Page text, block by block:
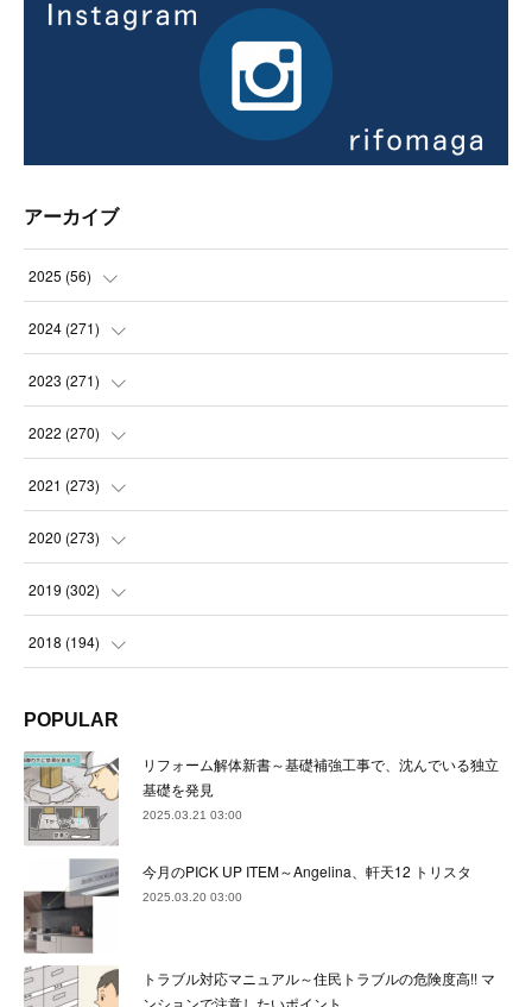
アーカイブ
2025 (56)
(14
(21
(21
2024 (271)
(21
(22
(23
(22
(24)
22)
(22)
(22)
(25
2023 (271)
(22
(23
(23
(21
(23 )
(24
(21
(24)
(21
( 23)
2022 (270)
(23
(23
(22
(23
(22 )
(23
(23
(22)
(24
( 21)
2021 (273)
(24
(23
(22
(23)
(23
(22)
(23
( 24)
2020 (273)
(24
(22
(22)
(24
(24)
(23
( 21)
2019 (302)
(23
(22)
(21)
(27)
(22
33)
2018 (194)
(17)
(32)
(36)
(30
34)
POPULAR
リフォーム解体新書～基礎補強工事で、沈んでいる独立
基礎を発見
2025.03.21 03:00
今月のPICK UP ITEM～Angelina、軒天12 トリスタ
2025.03.20 03:00
トラブル対応マニュアル～住民トラブルの危険度高!! マ
ンションで注意したいポイント